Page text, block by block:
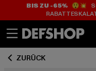
BIS ZU -65%😲💥
ZURÜCK